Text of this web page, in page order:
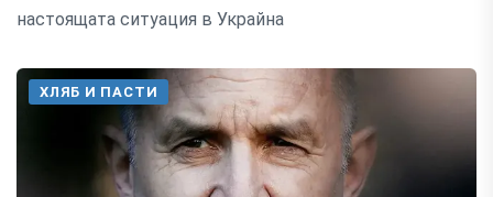
настоящата ситуация в Украйна
ХЛЯБ И ПАСТИ